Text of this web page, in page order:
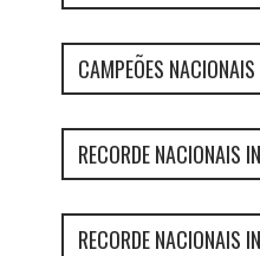
CAMPEÕES
RECORDE
RECORDE